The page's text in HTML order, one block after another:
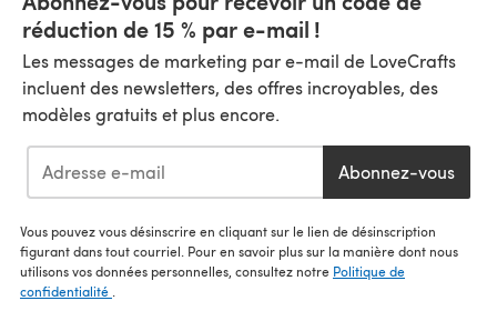
réduction de 15 % par e-mail !
Les messages de marketing par e-mail de LoveCrafts
incluent des newsletters, des offres incroyables, des
modèles gratuits et plus encore.
Abonnez-vous
Vous pouvez vous désinscrire en cliquant sur le lien de désinscription
figurant dans tout courriel. Pour en savoir plus sur la manière dont nous
utilisons vos données personnelles, consultez notre Politique de
confidentialité